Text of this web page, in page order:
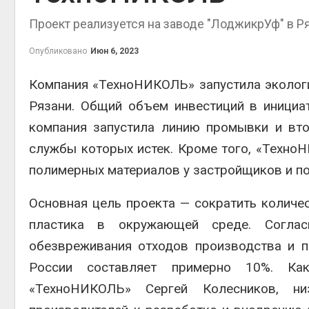
Проект реализуется на заводе "ЛоджикрУф" в
Опубликовано Июн 6, 2023
Компания «ТехноНИКОЛЬ» запустила
Рязани. Общий объем инвестиций в
компания запустила линию промывки и
службы которых истек. Кроме того,
полимерных материалов у застройщиков и
Основная цель проекта — сократить
пластика в окружающей среде.
обезвреживания отходов производства и
России составляет примерно 10%.
«ТехноНИКОЛЬ» Сергей Колесников,
Авг 6, 2026
Изменение климата
Авг 6, 2026
стоимость установки
солнечных панелей для
бизнеса
Авг 6, 2026
летие трёхдневным
фестивалем
В Кении противников
строительства АЭС
проверяют по статье о
Авг 6,
Авг 6,
Авг 6,